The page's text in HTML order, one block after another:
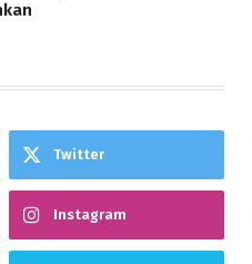
Twitter
Instagram